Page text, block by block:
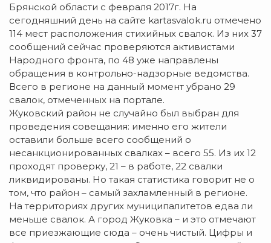
Брянской области с февраля 2017г. На
сегодняшний день на сайте kartasvalok.ru отмечено
114 мест расположения стихийных свалок. Из них 37
сообщений сейчас проверяются активистами
Народного фронта, по 48 уже направлены
обращения в контрольно-надзорные ведомства.
Всего в регионе на данный момент убрано 29
свалок, отмеченных на портале.
Жуковский район не случайно был выбран для
проведения совещания: именно его жители
оставили больше всего сообщений о
несанкционированных свалках – всего 55. Из их 12
проходят проверку, 21 – в работе, 22 свалки
ликвидированы. Но такая статистика говорит не о
том, что район – самый захламленный в регионе.
На территориях других муниципалитетов едва ли
меньше свалок. А город Жуковка – и это отмечают
все приезжающие сюда – очень чистый. Цифры и